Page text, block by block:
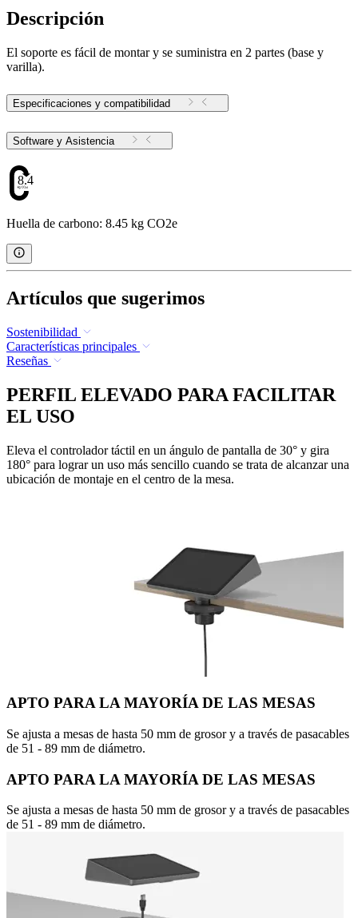
Descripción
El soporte es fácil de montar y se suministra en 2 partes (base y
varilla).
Especificaciones y compatibilidad
Software y Asistencia
8.45
Huella de carbono: 8.45 kg CO2e
Artículos que sugerimos
Sostenibilidad
Características principales
Reseñas
PERFIL ELEVADO PARA FACILITAR
EL USO
Eleva el controlador táctil en un ángulo de pantalla de 30° y gira
180° para lograr un uso más sencillo cuando se trata de alcanzar una
ubicación de montaje en el centro de la mesa.
APTO PARA LA MAYORÍA DE LAS MESAS
Se ajusta a mesas de hasta 50 mm de grosor y a través de pasacables
de 51 - 89 mm de diámetro.
APTO PARA LA MAYORÍA DE LAS MESAS
Se ajusta a mesas de hasta 50 mm de grosor y a través de pasacables
de 51 - 89 mm de diámetro.